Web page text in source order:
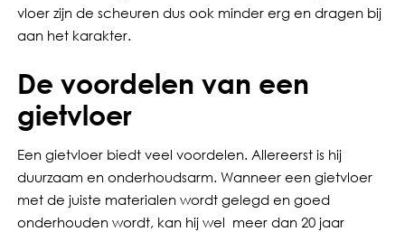
vloer zijn de scheuren dus ook minder erg en dragen bij
aan het karakter.
De voordelen van een
gietvloer
Een gietvloer biedt veel voordelen. Allereerst is hij
duurzaam en onderhoudsarm. Wanneer een gietvloer
met de juiste materialen wordt gelegd en goed
onderhouden wordt, kan hij wel meer dan 20 jaar